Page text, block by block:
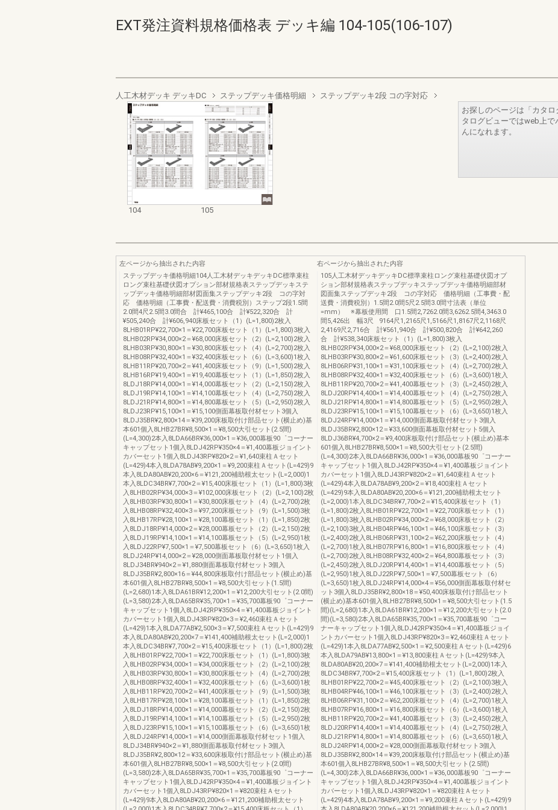
EXT発注資料規格価格表 デッキ編 104-105(106-107)
人工木材デッキ デッキDC ステップデッキ価格明細 ステップデッキ2段 コの字対応
104 105
お探しのページは「カタ
タログビューではweb上
んになれます。
左ページから抽出された内容
ステップデッキ価格明細104人工木材デッキデッキDC標準束柱
ロング束柱基礎伏図オプション部材規格表ステップデッキステ
ップデッキ価格明細部材図面集ステップデッキ2段 コの字対
応 価格明細（工事費・配送費・消費税別）ステップ2段1.5間
2.0間4尺2.5間3.0間合 計¥465,100合 計¥522,320合 計
¥505,240合 計¥606,940床板セット（1）(L=1,800)2枚入
8LHB01RP¥22,700×1＝¥22,700床板セット（1）(L=1,800)3枚入
8LHB02RP¥34,000×2＝¥68,000床板セット（2）(L=2,100)2枚入
8LHB03RP¥30,800×1＝¥30,800床板セット（4）(L=2,700)2枚入
8LHB08RP¥32,400×1＝¥32,400床板セット（6）(L=3,600)1枚入
8LHB11RP¥20,700×2＝¥41,400床板セット（9）(L=1,500)2枚入
8LHB16RP¥19,400×1＝¥19,400幕板セット（1）(L=1,850)2枚入
8LDJ18RP¥14,000×1＝¥14,000幕板セット（2）(L=2,150)2枚入
8LDJ19RP¥14,100×1＝¥14,100幕板セット（4）(L=2,750)2枚入
8LDJ21RP¥14,800×1＝¥14,800幕板セット（5）(L=2,950)2枚入
8LDJ23RP¥15,100×1＝¥15,100側面幕板取付材セット3個入
8LDJ35BR¥2,800×14＝¥39,200床板取付け部品セット(横止め)基
本601個入8LHB27BR¥8,500×1＝¥8,500大引セット(2.5間)
(L=4,300)2本入8LDA66BR¥36,000×1＝¥36,000幕板90゜コーナー
キャップセット1個入8LDJ42RP¥350×4＝¥1,400幕板ジョイント
カバーセット1個入8LDJ43RP¥820×2＝¥1,640束柱Ａセット
(L=429)4本入8LDA78AB¥9,200×1＝¥9,200束柱Ａセット(L=429)9
本入8LDA80AB¥20,200×6＝¥121,200補助根太セット(L=2,000)1
本入8LDC34BR¥7,700×2＝¥15,400床板セット（1）(L=1,800)3枚
入8LHB02RP¥34,000×3＝¥102,000床板セット（2）(L=2,100)2枚
入8LHB03RP¥30,800×1＝¥30,800床板セット（4）(L=2,700)2枚
入8LHB08RP¥32,400×3＝¥97,200床板セット（9）(L=1,500)3枚
入8LHB17RP¥28,100×1＝¥28,100幕板セット（1）(L=1,850)2枚
入8LDJ18RP¥14,000×2＝¥28,000幕板セット（2）(L=2,150)2枚
入8LDJ19RP¥14,100×1＝¥14,100幕板セット（5）(L=2,950)1枚
入8LDJ22RP¥7,500×1＝¥7,500幕板セット（6）(L=3,650)1枚入
8LDJ24RP¥14,000×2＝¥28,000側面幕板取付材セット1個入
8LDJ34BR¥940×2＝¥1,880側面幕板取付材セット3個入
8LDJ35BR¥2,800×16＝¥44,800床板取付け部品セット(横止め)基
本601個入8LHB27BR¥8,500×1＝¥8,500大引セット(1.5間)
(L=2,680)1本入8LDA61BR¥12,200×1＝¥12,200大引セット(2.0間)
(L=3,580)2本入8LDA65BR¥35,700×1＝¥35,700幕板90゜コーナー
キャップセット1個入8LDJ42RP¥350×4＝¥1,400幕板ジョイント
カバーセット1個入8LDJ43RP¥820×3＝¥2,460束柱Ａセット
(L=429)1本入8LDA77AB¥2,500×3＝¥7,500束柱Ａセット(L=429)9
本入8LDA80AB¥20,200×7＝¥141,400補助根太セット(L=2,000)1
本入8LDC34BR¥7,700×2＝¥15,400床板セット（1）(L=1,800)2枚
入8LHB01RP¥22,700×1＝¥22,700床板セット（1）(L=1,800)3枚
入8LHB02RP¥34,000×1＝¥34,000床板セット（2）(L=2,100)2枚
入8LHB03RP¥30,800×1＝¥30,800床板セット（4）(L=2,700)2枚
入8LHB08RP¥32,400×1＝¥32,400床板セット（6）(L=3,600)1枚
入8LHB11RP¥20,700×2＝¥41,400床板セット（9）(L=1,500)3枚
入8LHB17RP¥28,100×1＝¥28,100幕板セット（1）(L=1,850)2枚
入8LDJ18RP¥14,000×1＝¥14,000幕板セット（2）(L=2,150)2枚
入8LDJ19RP¥14,100×1＝¥14,100幕板セット（5）(L=2,950)2枚
入8LDJ23RP¥15,100×1＝¥15,100幕板セット（6）(L=3,650)1枚
入8LDJ24RP¥14,000×1＝¥14,000側面幕板取付材セット1個入
8LDJ34BR¥940×2＝¥1,880側面幕板取付材セット3個入
8LDJ35BR¥2,800×12＝¥33,600床板取付け部品セット(横止め)基
本601個入8LHB27BR¥8,500×1＝¥8,500大引セット(2.0間)
(L=3,580)2本入8LDA65BR¥35,700×1＝¥35,700幕板90゜コーナー
キャップセット1個入8LDJ42RP¥350×4＝¥1,400幕板ジョイント
カバーセット1個入8LDJ43RP¥820×1＝¥820束柱Ａセット
(L=429)9本入8LDA80AB¥20,200×6＝¥121,200補助根太セット
右ページから抽出された内容
105人工木材デッキデッキDC標準束柱ロング束柱基礎伏図オプ
ション部材規格表ステップデッキステップデッキ価格明細部材
図面集ステップデッキ2段 コの字対応 価格明細（工事費・配
送費・消費税別）1.5間2.0間5尺2.5間3.0間寸法表（単位
=mm） ※幕板使用間 口1.5間2,7262.0間3,6262.5間4,3463.0
間5,426出 幅3尺 9164尺1,2165尺1,5166尺1,8167尺2,1168尺
2,4169尺2,716合 計¥561,940合 計¥500,820合 計¥642,260
合 計¥538,340床板セット（1）(L=1,800)3枚入
8LHB02RP¥34,000×2＝¥68,000床板セット（2）(L=2,100)2枚入
8LHB03RP¥30,800×2＝¥61,600床板セット（3）(L=2,400)2枚入
8LHB06RP¥31,100×1＝¥31,100床板セット（4）(L=2,700)2枚入
8LHB08RP¥32,400×1＝¥32,400床板セット（6）(L=3,600)1枚入
8LHB11RP¥20,700×2＝¥41,400幕板セット（3）(L=2,450)2枚入
8LDJ20RP¥14,400×1＝¥14,400幕板セット（4）(L=2,750)2枚入
8LDJ21RP¥14,800×1＝¥14,800幕板セット（5）(L=2,950)2枚入
8LDJ23RP¥15,100×1＝¥15,100幕板セット（6）(L=3,650)1枚入
8LDJ24RP¥14,000×1＝¥14,000側面幕板取付材セット3個入
8LDJ35BR¥2,800×12＝¥33,600側面幕板取付材セット5個入
8LDJ36BR¥4,700×2＝¥9,400床板取付け部品セット(横止め)基本
601個入8LHB27BR¥8,500×1＝¥8,500大引セット(2.5間)
(L=4,300)2本入8LDA66BR¥36,000×1＝¥36,000幕板90゜コーナー
キャップセット1個入8LDJ42RP¥350×4＝¥1,400幕板ジョイント
カバーセット1個入8LDJ43RP¥820×2＝¥1,640束柱Ａセット
(L=429)4本入8LDA78AB¥9,200×2＝¥18,400束柱Ａセット
(L=429)9本入8LDA80AB¥20,200×6＝¥121,200補助根太セット
(L=2,000)1本入8LDC34BR¥7,700×2＝¥15,400床板セット（1）
(L=1,800)2枚入8LHB01RP¥22,700×1＝¥22,700床板セット（1）
(L=1,800)3枚入8LHB02RP¥34,000×2＝¥68,000床板セット（2）
(L=2,100)3枚入8LHB04RP¥46,100×1＝¥46,100床板セット（3）
(L=2,400)2枚入8LHB06RP¥31,100×2＝¥62,200床板セット（4）
(L=2,700)1枚入8LHB07RP¥16,800×1＝¥16,800床板セット（4）
(L=2,700)2枚入8LHB08RP¥32,400×2＝¥64,800幕板セット（3）
(L=2,450)2枚入8LDJ20RP¥14,400×1＝¥14,400幕板セット（5）
(L=2,950)1枚入8LDJ22RP¥7,500×1＝¥7,500幕板セット（6）
(L=3,650)1枚入8LDJ24RP¥14,000×4＝¥56,000側面幕板取付材セ
ット3個入8LDJ35BR¥2,800×18＝¥50,400床板取付け部品セット
(横止め)基本601個入8LHB27BR¥8,500×1＝¥8,500大引セット(1.5
間)(L=2,680)1本入8LDA61BR¥12,200×1＝¥12,200大引セット(2.0
間)(L=3,580)2本入8LDA65BR¥35,700×1＝¥35,700幕板90゜コー
ナーキャップセット1個入8LDJ42RP¥350×4＝¥1,400幕板ジョイ
ントカバーセット1個入8LDJ43RP¥820×3＝¥2,460束柱Ａセット
(L=429)1本入8LDA77AB¥2,500×1＝¥2,500束柱Ａセット(L=429)6
本入8LDA79AB¥13,800×1＝¥13,800束柱Ａセット(L=429)9本入
8LDA80AB¥20,200×7＝¥141,400補助根太セット(L=2,000)1本入
8LDC34BR¥7,700×2＝¥15,400床板セット（1）(L=1,800)2枚入
8LHB01RP¥22,700×2＝¥45,400床板セット（2）(L=2,100)3枚入
8LHB04RP¥46,100×1＝¥46,100床板セット（3）(L=2,400)2枚入
8LHB06RP¥31,100×2＝¥62,200床板セット（4）(L=2,700)1枚入
8LHB07RP¥16,800×1＝¥16,800床板セット（6）(L=3,600)1枚入
8LHB11RP¥20,700×2＝¥41,400幕板セット（3）(L=2,450)2枚入
8LDJ20RP¥14,400×1＝¥14,400幕板セット（4）(L=2,750)2枚入
8LDJ21RP¥14,800×1＝¥14,800幕板セット（6）(L=3,650)1枚入
8LDJ24RP¥14,000×2＝¥28,000側面幕板取付材セット3個入
8LDJ35BR¥2,800×14＝¥39,200床板取付け部品セット(横止め)基
本601個入8LHB27BR¥8,500×1＝¥8,500大引セット(2.5間)
(L=4,300)2本入8LDA66BR¥36,000×1＝¥36,000幕板90゜コーナー
キャップセット1個入8LDJ42RP¥350×4＝¥1,400幕板ジョイント
カバーセット1個入8LDJ43RP¥820×1＝¥820束柱Ａセット
(L=429)4本入8LDA78AB¥9,200×1＝¥9,200束柱Ａセット(L=429)9